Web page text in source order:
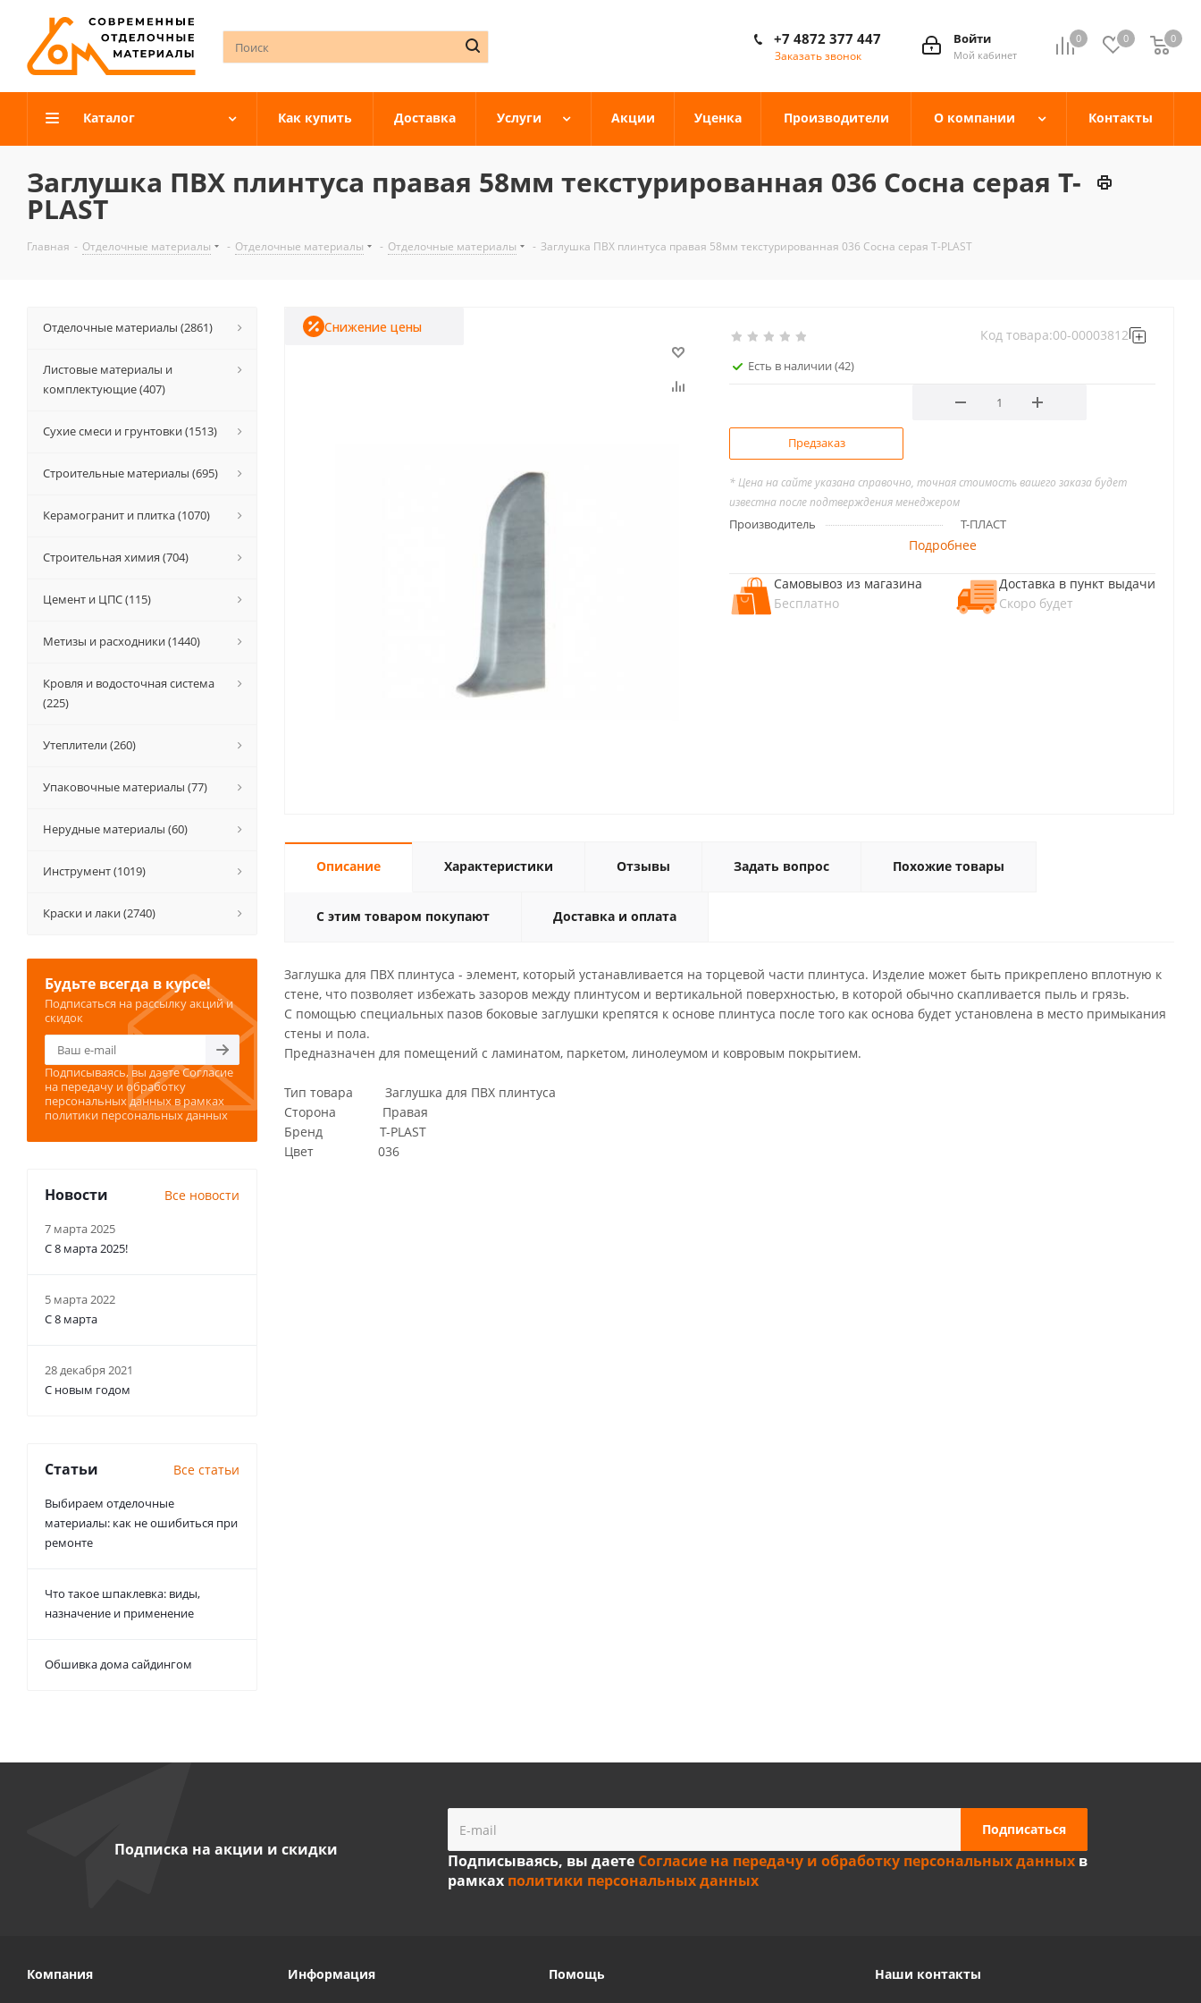
0 0 0
Войти
Мой кабинет
+7 4872 377 447
Заказать звонок
Каталог Как купить Доставка Услуги Акции Уценка Производители О компании Контакты
Заглушка ПВХ плинтуса правая 58мм текстурированная 036 Сосна серая T-
PLAST
Главная - Отделочные материалы - Отделочные материалы - Отделочные материалы - Заглушка ПВХ плинтуса правая 58мм текстурированная 036 Сосна серая T-PLAST
Есть в наличии (42)
Код товара:00-00003812
Снижение цены
Предзаказ
* Цена на сайте указана справочно, точная стоимость вашего заказа будет
известна после подтверждения менеджером
Производитель Т-ПЛАСТ
Подробнее
Самовывоз из магазина
Бесплатно
Доставка в пункт выдачи
Скоро будет
Описание Характеристики Отзывы Задать вопрос Похожие товары
С этим товаром покупают Доставка и оплата
Заглушка для ПВХ плинтуса - элемент, который устанавливается на торцевой части плинтуса. Изделие может быть прикреплено вплотную к
стене, что позволяет избежать зазоров между плинтусом и вертикальной поверхностью, в которой обычно скапливается пыль и грязь.
С помощью специальных пазов боковые заглушки крепятся к основе плинтуса после того как основа будет установлена в место примыкания
стены и пола.
Предназначен для помещений с ламинатом, паркетом, линолеумом и ковровым покрытием.
Тип товара Заглушка для ПВХ плинтуса
Сторона Правая
Бренд T-PLAST
Цвет 036
Отделочные материалы (2861)
Листовые материалы и
комплектующие (407)
Сухие смеси и грунтовки (1513)
Строительные материалы (695)
Керамогранит и плитка (1070)
Строительная химия (704)
Цемент и ЦПС (115)
Метизы и расходники (1440)
Кровля и водосточная система
(225)
Утеплители (260)
Упаковочные материалы (77)
Нерудные материалы (60)
Инструмент (1019)
Краски и лаки (2740)
Будьте всегда в курсе!
Подписаться на рассылку акций и
скидок
Подписываясь, вы даетеСогласие
на передачу и обработку
персональных данных в рамках
политики персональных данных
Новости Все новости
7 марта 2025
С 8 марта 2025!
5 марта 2022
С 8 марта
28 декабря 2021
С новым годом
Статьи Все статьи
Выбираем отделочные
материалы: как не ошибиться при
ремонте
Что такое шпаклевка: виды,
назначение и применение
Обшивка дома сайдингом
Подписка на акции и скидки
Подписываясь, вы даете Согласие на передачу и обработку персональных данныхв
рамках политики персональных данных
Компания Информация Помощь Наши контакты